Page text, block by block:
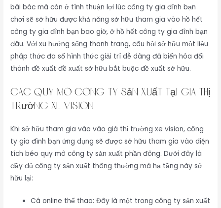
bài bác mà còn ở tính thuận lợi lúc công ty gia đình bạn
chơi sẽ sở hữu được khả năng sở hữu tham gia vào hồ hết
công ty gia đình bạn bao giờ, ở hồ hết công ty gia đình bạn
đâu. Với xu hướng sống thanh trang, câu hỏi sở hữu một liệu
pháp thức đa số hình thức giải trí dễ dàng đã biến hóa đổi
thành đề xuất đề xuất sở hữu bắt buộc đề xuất sở hữu.
Các quy mô công ty sản xuất tại giá thị
trường xe vision
Khi sở hữu tham gia vào vào giá thị trường xe vision, công
ty gia đình bạn ứng dụng sẽ được sở hữu tham gia vào diện
tích béo quy mô công ty sản xuất phần đông. Dưới đây là
đầy đủ công ty sản xuất thông thường mà hạ tầng này sở
hữu lại:
Cá online thể thao: Đây là một trong công ty sản xuất